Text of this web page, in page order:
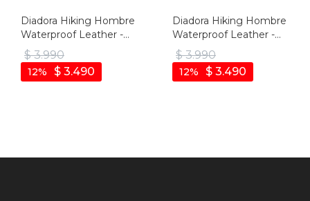
Diadora Hiking Hombre
Waterproof Leather -
Negro - Negro
$ 3.990
$ 3.490
12
Diadora Hiking Hombre
Waterproof Leather -
Marron Oscuro - Marron
Oscuro
$ 3.990
$ 3.490
12